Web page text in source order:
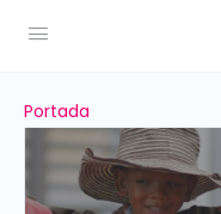
Portada